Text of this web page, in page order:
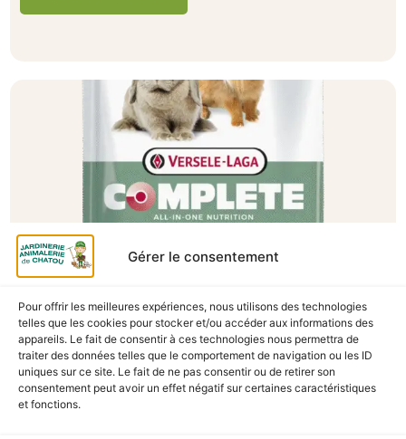
Gérer le consentement
Pour offrir les meilleures expériences, nous utilisons des technologies
telles que les cookies pour stocker et/ou accéder aux informations des
appareils. Le fait de consentir à ces technologies nous permettra de
traiter des données telles que le comportement de navigation ou les ID
uniques sur ce site. Le fait de ne pas consentir ou de retirer son
consentement peut avoir un effet négatif sur certaines caractéristiques
et fonctions.
A Catégoriser
CUNI COMPLETE SENSITIVE 1.75KG
En stock